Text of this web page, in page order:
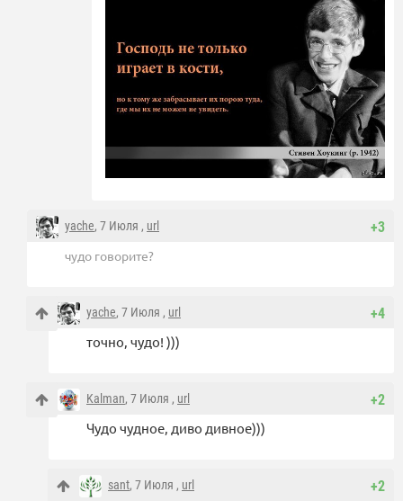
+3
yache, 7 Июля , url
чудо говорите?
+4
yache, 7 Июля , url
точно, чудо! )))
+2
Kalman, 7 Июля , url
Чудо чудное, диво дивное)))
+2
sant, 7 Июля , url